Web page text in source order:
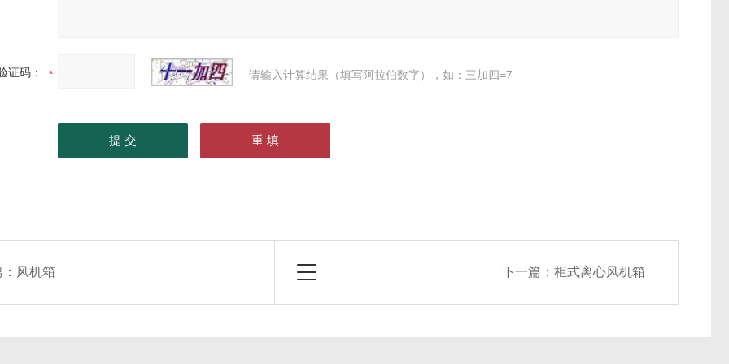
证码： 请输入计算结果（填写阿拉伯数字），如：三加四=7
风机箱 下一篇： 柜式离心风机箱